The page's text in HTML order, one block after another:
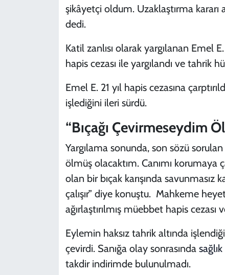
şikâyetçi oldum. Uzaklaştırma kararı
dedi.
Katil zanlısı olarak yargılanan Emel
hapis cezası ile yargılandı ve tahrik
Emel E. 21 yıl hapis cezasına
işlediğini ileri sürdü.
“Bıçağı Çevirmeseydim
Yargılama sonunda, son sözü
ölmüş olacaktım. Canımı korumaya
olan bir bıçak karışında
çalışır” diye konuştu. Mahkeme
ağırlaştırılmış müebbet hapis cezası
Eylemin haksız tahrik altında
çevirdi. Sanığa olay sonrasında sağlık
takdir indirimde bulunulmadı.